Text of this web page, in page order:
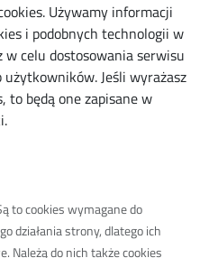
Używamy informacji
i podobnych technologii w
celu dostosowania serwisu
Jeśli wyrażasz
to będą one zapisane w
to cookies wymagane do
działania strony, dlatego ich
Należą do nich także cookies